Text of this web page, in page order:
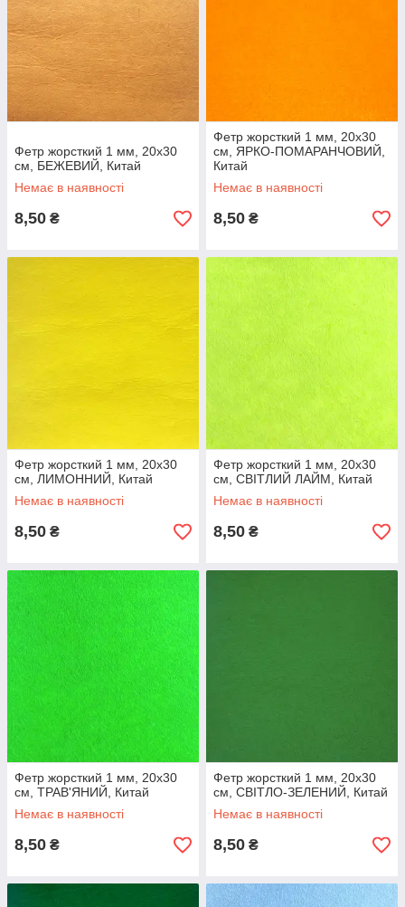
Фетр жорсткий 1 мм, 20x30
см, БЕЖЕВИЙ, Китай
Немає в наявності
8,50 ₴
Фетр жорсткий 1 мм, 20x30
см, ЯРКО-ПОМАРАНЧОВИЙ,
Китай
Немає в наявності
8,50 ₴
Фетр жорсткий 1 мм, 20x30
см, ЛИМОННИЙ, Китай
Немає в наявності
8,50 ₴
Фетр жорсткий 1 мм, 20x30
см, СВІТЛИЙ ЛАЙМ, Китай
Немає в наявності
8,50 ₴
Фетр жорсткий 1 мм, 20x30
см, ТРАВ'ЯНИЙ, Китай
Немає в наявності
8,50 ₴
Фетр жорсткий 1 мм, 20x30
см, СВІТЛО-ЗЕЛЕНИЙ, Китай
Немає в наявності
8,50 ₴